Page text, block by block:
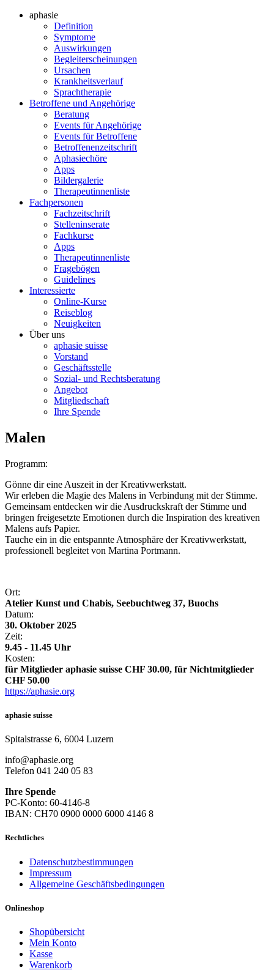
aphasie
Definition
Symptome
Auswirkungen
Begleiterscheinungen
Ursachen
Krankheitsverlauf
Sprachtherapie
Betroffene und Angehörige
Beratung
Events für Angehörige
Events für Betroffene
Betroffenenzeitschrift
Aphasiechöre
Apps
Bildergalerie
Therapeutinnenliste
Fachpersonen
Fachzeitschrift
Stelleninserate
Fachkurse
Apps
Therapeutinnenliste
Fragebögen
Guidelines
Interessierte
Online-Kurse
Reiseblog
Neuigkeiten
Über uns
aphasie suisse
Vorstand
Geschäftsstelle
Sozial- und Rechtsberatung
Angebot
Mitgliedschaft
Ihre Spende
Malen
Programm:
Gönne dir eine Auszeit in der Kreativwerkstatt.
Wir erleben die Magie des Malens in Verbindung mit der Stimme.
Gemeinsam entdecken wir die Ausdruckskraft der Stimme und
bringen freigesetzte Emotionen durch die Inspiration des kreativen
Malens aufs Papier.
Tauche ein in die entspannte Atmosphäre der Kreativwerkstatt,
professionell begleitet von Martina Portmann.
Ort:
Atelier Kunst und Chabis, Seebuchtweg 37, Buochs
Datum:
30. Oktober 2025
Zeit:
9.45 - 11.45 Uhr
Kosten:
für Mitglieder aphasie suisse CHF 30.00, für Nichtmitglieder
CHF 50.00
https://aphasie.org
aphasie suisse
Spitalstrasse 6, 6004 Luzern
info@aphasie.org
Telefon 041 240 05 83
Ihre Spende
PC-Konto: 60-4146-8
IBAN: CH70 0900 0000 6000 4146 8
Rechtliches
Datenschutzbestimmungen
Impressum
Allgemeine Geschäftsbedingungen
Onlineshop
Shopübersicht
Mein Konto
Kasse
Warenkorb